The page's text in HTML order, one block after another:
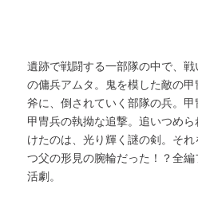
遺跡で戦闘する一部隊の中で、
の傭兵アムタ。鬼を模した敵の
斧に、倒されていく部隊の兵。甲
甲冑兵の執拗な追撃。追いつめ
けたのは、光り輝く謎の剣。そ
つ父の形見の腕輪だった！？全
活劇。